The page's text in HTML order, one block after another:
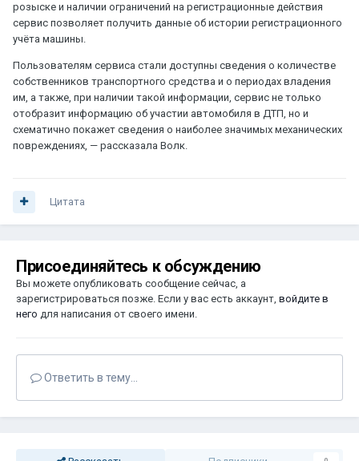
розыске и наличии ограничений на регистрационные действия
сервис позволяет получить данные об истории регистрационного
учёта машины.
Пользователям сервиса стали доступны сведения о количестве
собственников транспортного средства и о периодах владения
им, а также, при наличии такой информации, сервис не только
отобразит информацию об участии автомобиля в ДТП, но и
схематично покажет сведения о наиболее значимых механических
повреждениях, — рассказала Волк.
Цитата
Присоединяйтесь к обсуждению
Вы можете опубликовать сообщение сейчас, а
зарегистрироваться позже. Если у вас есть аккаунт, войдите в
него для написания от своего имени.
Ответить в тему...